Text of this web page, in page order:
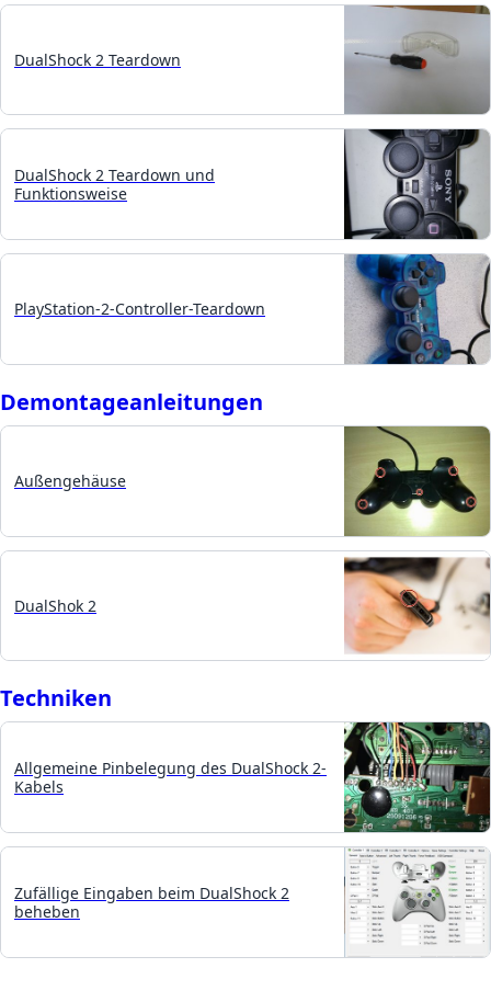
DualShock 2 Teardown
DualShock 2 Teardown und
Funktionsweise
PlayStation-2-Controller-Teardown
Demontageanleitungen
Außengehäuse
DualShok 2
Techniken
Allgemeine Pinbelegung des DualShock 2-
Kabels
Zufällige Eingaben beim DualShock 2
beheben